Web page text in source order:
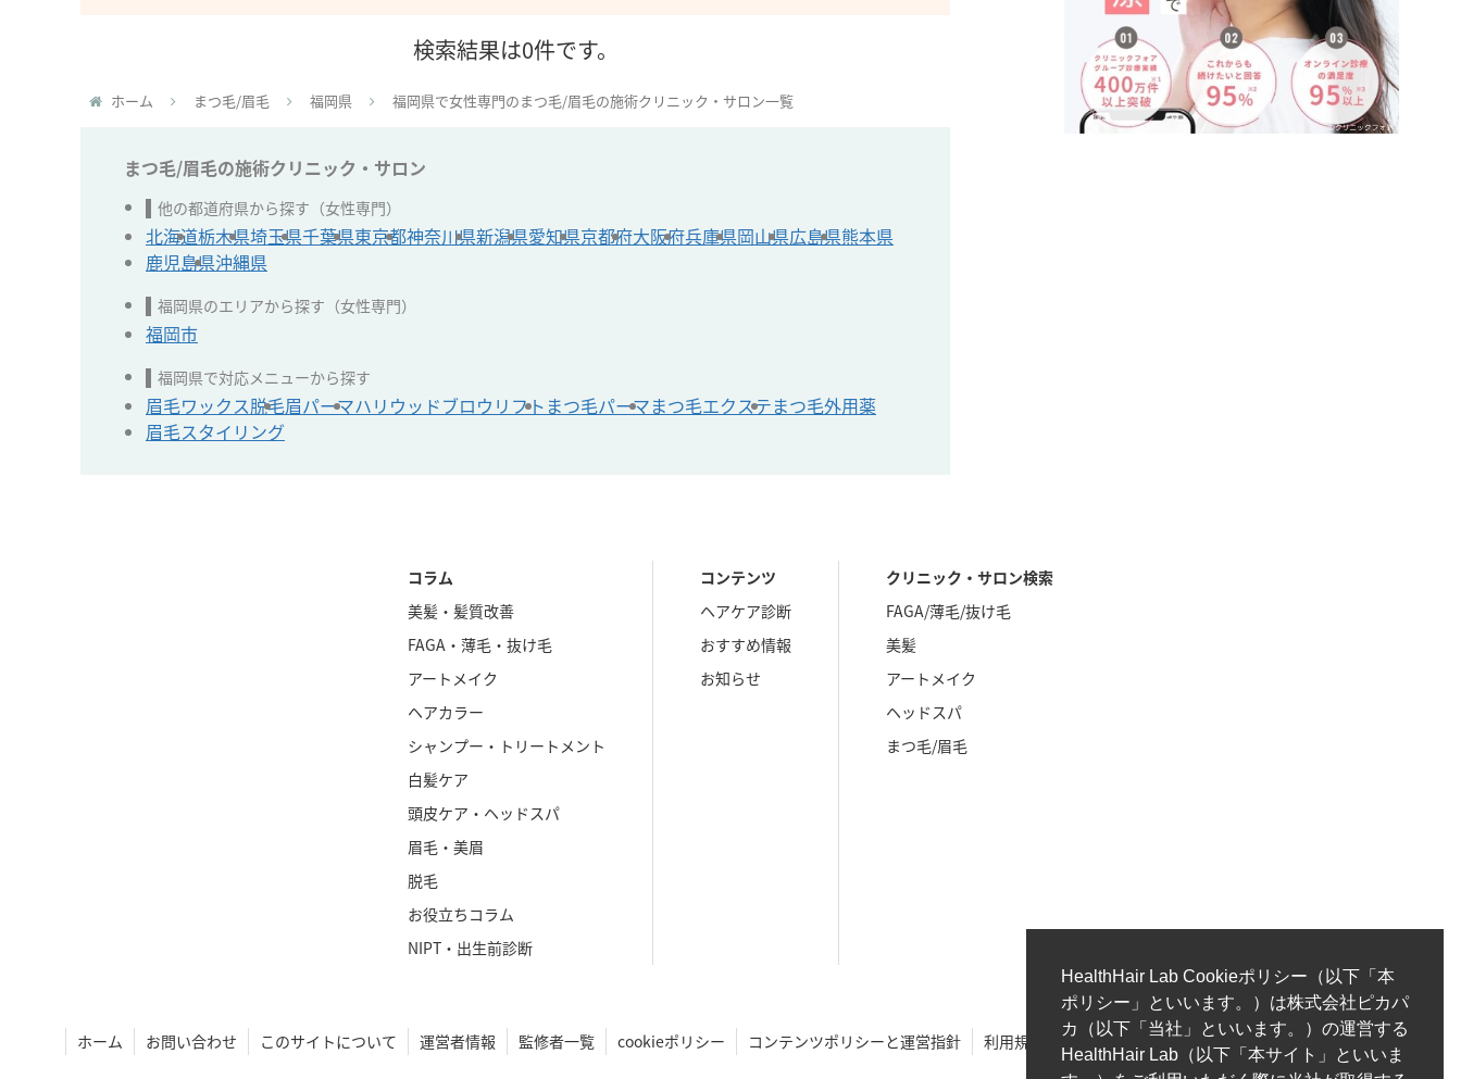
検索結果は0件です。
ホーム まつ毛/眉毛 福岡県 福岡県で女性専門のまつ毛/眉毛の施術クリニック・サロン一覧
まつ毛/眉毛の施術クリニック・サロン
他の都道府県から探す（女性専門）
北海道栃木県埼玉県千葉県東京都神奈川県新潟県愛知県京都府大阪府兵庫県岡山県広島県熊本県
鹿児島県沖縄県
福岡県のエリアから探す（女性専門）
福岡市
福岡県で対応メニューから探す
眉毛ワックス脱毛眉パーマハリウッドブロウリフト まつ毛パーマまつ毛エクステまつ毛外用薬
眉毛スタイリング
コラム
美髪・髪質改善
FAGA・薄毛・抜け毛
アートメイク
ヘアカラー
シャンプー・トリートメント
白髪ケア
頭皮ケア・ヘッドスパ
眉毛・美眉
脱毛
お役立ちコラム
NIPT・出生前診断
コンテンツ
ヘアケア診断
おすすめ情報
お知らせ
クリニック・サロン検索
FAGA/薄毛/抜け毛
美髪
アートメイク
ヘッドスパ
まつ毛/眉毛
ホーム お問い合わせ このサイトについて 運営者情報 監修者一覧 cookieポリシー コンテンツポリシーと運営指針 利用規約 著作権ポリシー/免責事項 プライバシーポリシー
HealthHair Lab Cookieポリシー（以下「本
ポリシー」といいます。）は株式会社ピカパ
カ（以下「当社」といいます。）の運営する
HealthHair Lab（以下「本サイト」といいま